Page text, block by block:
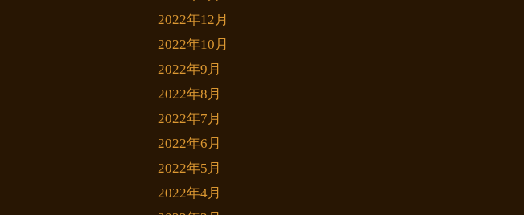
2022年12月
2022年10月
2022年9月
2022年8月
2022年7月
2022年6月
2022年5月
2022年4月